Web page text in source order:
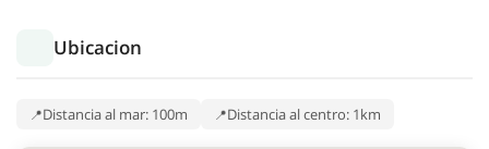
Ubicacion
Distancia al mar: 100m Distancia al centro: 1km